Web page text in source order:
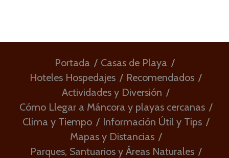
Portada
Casas de Playa
Hoteles Hospedajes
Recomendados
Actividades y Diversión
Cómo Llegar a Máncora y playas cercanas
Clima y Tiempo
Información Útil y Tips
Mapas y Distancias
Parques, Santuarios y Áreas Naturales